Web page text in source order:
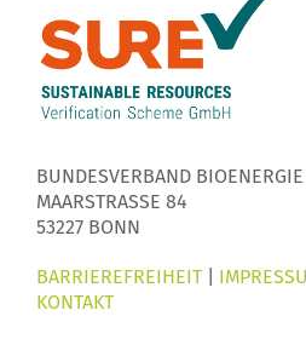
BUNDESVERBAND
MAARSTRASSE 84
53227 BONN
BARRIEREFREIHEIT
KONTAKT